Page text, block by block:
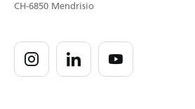
CH-6850 Mendrisio